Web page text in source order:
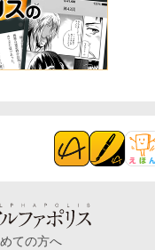
ての方へ